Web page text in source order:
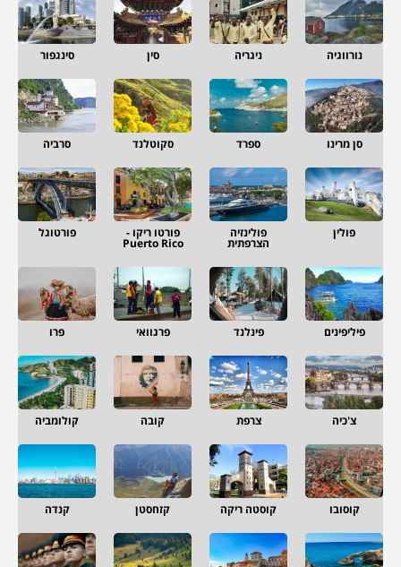
נורווגיה ניגריה סין סינגפור
סן מרינו ספרד סקוטלנד סרביה
פולין פולינזיה
הצרפתית
פורטו ריקו -
Puerto Rico
פורטוגל
פיליפינים פינלנד פרגוואי פרו
צ'כיה צרפת קובה קולומביה
קוסובו קוסטה ריקה קזחסטן קנדה